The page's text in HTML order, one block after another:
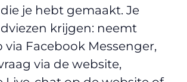
je hebt gemaakt. Je
krijgen: neemt
via Facebook Messenger,
via de website,